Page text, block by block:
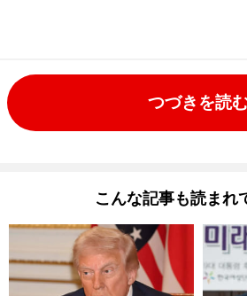
つづきを読
こんな記事も読まれ